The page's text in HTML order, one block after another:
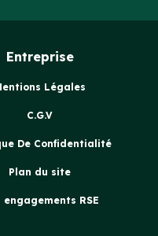
Entreprise
Légales
C.G.V
De Confidentialité
Plan du site
engagements RSE